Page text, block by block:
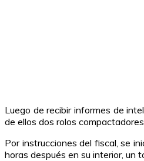
Luego de recibir informes de
de ellos dos rolos
Por instrucciones del fiscal, se
horas después en su interior, un